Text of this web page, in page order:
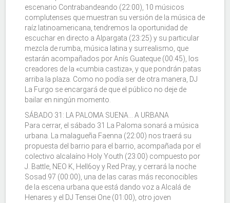
escenario Contrabandeando (22:00), 10 músicos
complutenses que muestran su versión de la música de
raíz latinoamericana, tendremos la oportunidad de
escuchar en directo a Alpargata (23:25) y su particular
mezcla de rumba, música latina y surrealismo, que
estarán acompañados por Anís Guateque (00:45), los
creadores de la «cumbia castiza», y que pondrán patas
arriba la plaza. Como no podía ser de otra manera, DJ
La Furgo se encargará de que el público no deje de
bailar en ningún momento.
SÁBADO 31: LA PALOMA SUENA... A URBANA
Para cerrar, el sábado 31 La Paloma sonará a música
urbana. La malagueña Faenna (22:00) nos traerá su
propuesta del barrio para el barrio, acompañada por el
colectivo alcalaíno Holy Youth (23:00) compuesto por
J. Battle, NEO K, Hell6oy y Red Pray, y cerrará la noche
Sosad.97 (00:00), una de las caras más reconocibles
de la escena urbana que está dando voz a Alcalá de
Henares y el DJ Tensei One (01:00), otro joven